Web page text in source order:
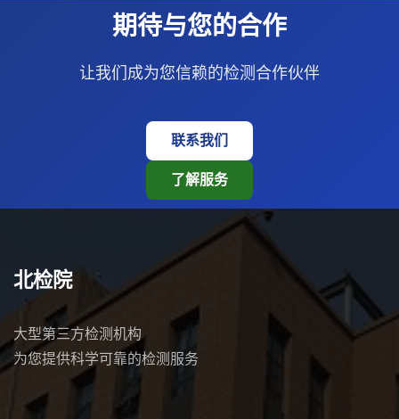
期待与您的合作
让我们成为您信赖的检测合作伙伴
联系我们
了解服务
北检院
大型第三方检测机构
为您提供科学可靠的检测服务